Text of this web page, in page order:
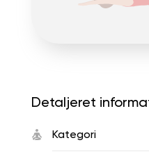
Detaljeret
Kategori